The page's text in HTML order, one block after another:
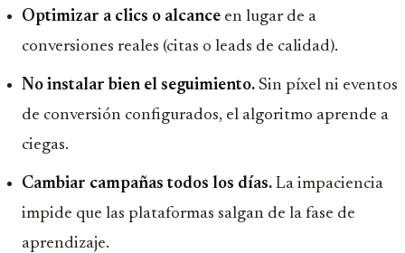
Optimizar a clics o alcance en lugar de a
conversiones reales (citas o leads de calidad).
No instalar bien el seguimiento. Sin píxel ni eventos
de conversión configurados, el algoritmo aprende a
ciegas.
Cambiar campañas todos los días. La impaciencia
impide que las plataformas salgan de la fase de
aprendizaje.